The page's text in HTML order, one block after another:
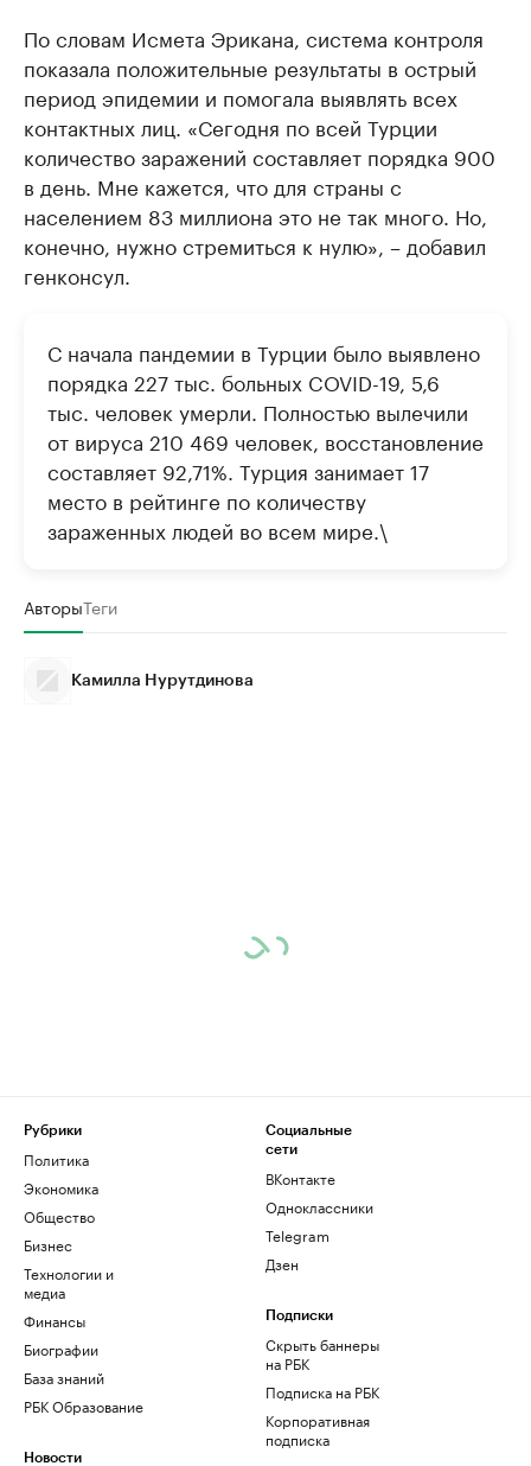
По словам Исмета Эрикана, система контроля
показала положительные результаты в острый
период эпидемии и помогала выявлять всех
контактных лиц. «Сегодня по всей Турции
количество заражений составляет порядка 900
в день. Мне кажется, что для страны с
населением 83 миллиона это не так много. Но,
конечно, нужно стремиться к нулю», – добавил
генконсул.
С начала пандемии в Турции было выявлено
порядка 227 тыс. больных COVID-19, 5,6
тыс. человек умерли. Полностью вылечили
от вируса 210 469 человек, восстановление
составляет 92,71%. Турция занимает 17
место в рейтинге по количеству
зараженных людей во всем мире.\
АвторыТеги
Камилла Нурутдинова
Рубрики
Политика
Экономика
Общество
Бизнес
Технологии и
медиа
Финансы
Биографии
База знаний
РБК Образование
Новости
Социальные
сети
ВКонтакте
Одноклассники
Telegram
Дзен
Подписки
Скрыть баннеры
на РБК
Подписка на РБК
Корпоративная
подписка